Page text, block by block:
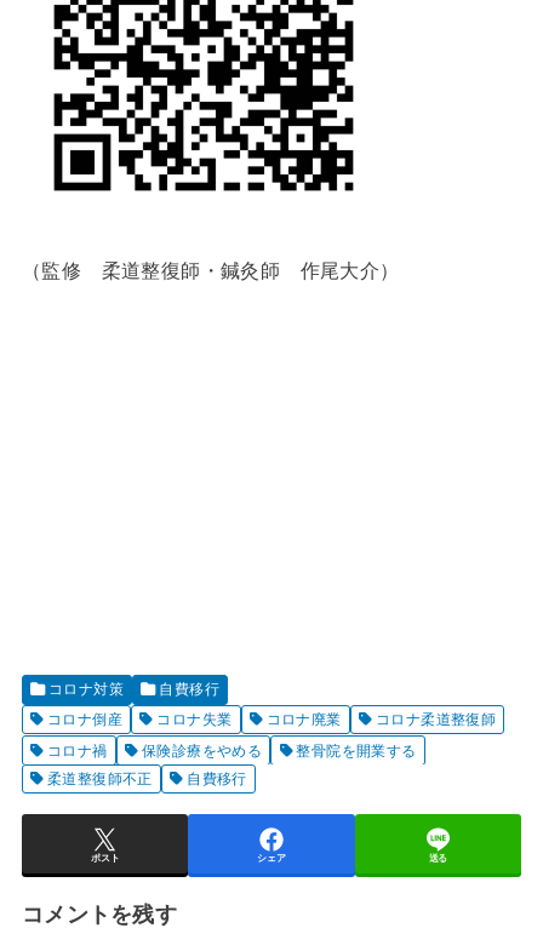
（監修 柔道整復師・鍼灸師 作尾大介）
コロナ対策
自費移行
コロナ倒産
コロナ失業 コロナ廃業
コロナ柔道整復師
コロナ禍
保険診療をやめる
整骨院を開業する
柔道整復師不正
自費移行
ポスト シェア 送る
コメントを残す